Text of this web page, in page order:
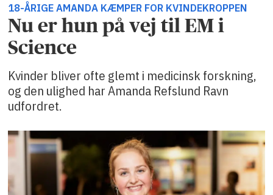
18-ÅRIGE AMANDA KÆMPER FOR KVINDEKROPPEN
Nu er hun på vej til EM i
Science
Kvinder bliver ofte glemt i medicinsk forskning,
og den ulighed har Amanda Refslund Ravn
udfordret.